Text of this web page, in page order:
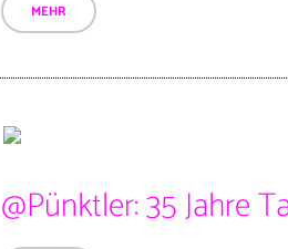
MEHR
@Pünktler: 35 Jahre